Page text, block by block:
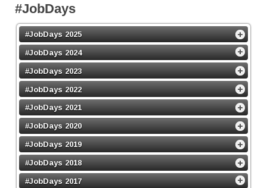
#JobDays
#JobDays 2025
#JobDays 2024
#JobDays 2023
#JobDays 2022
#JobDays 2021
#JobDays 2020
#JobDays 2019
#JobDays 2018
#JobDays 2017